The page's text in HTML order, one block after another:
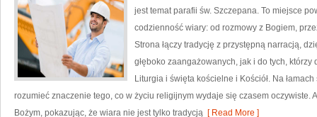
jest temat parafii św. Szczepana. To miejsce
codzienność wiary: od rozmowy z Bogiem,
Strona łączy tradycję z przystępną narracją,
głęboko zaangażowanych, jak i do tych,
Liturgia i święta kościelne i Kościół. Na
rozumieć znaczenie tego, co w życiu religijnym wydaje się czasem oczywiste.
Bożym, pokazując, że wiara nie jest tylko tradycją [ Read More ]